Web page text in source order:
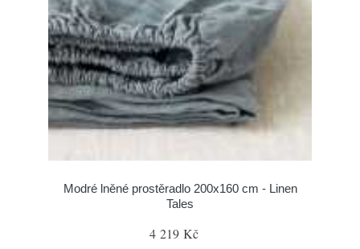
Modré lněné prostěradlo 200x160 cm - Linen
Tales
4 219 Kč